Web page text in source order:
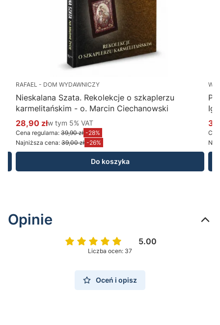
RAFAEL - DOM WYDAWNICZY
Nieskalana Szata. Rekolekcje o szkaplerzu
karmelitańskim - o. Marcin Ciechanowski
Cena promocyjna brutto
28,90 złw tym %s VAT
w tym 5% VAT
Cena regularna: 39,90 zł -28%
Najniższa cena: 39,00 zł -26%
Do koszyka
Opinie
5.00
Liczba ocen: 37
Oceń i opisz